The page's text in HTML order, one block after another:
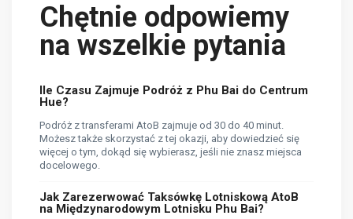
Chętnie odpowiemy
na wszelkie pytania
Ile Czasu Zajmuje Podróż z Phu Bai do Centrum
Hue?
Podróż z transferami AtoB zajmuje od 30 do 40 minut.
Możesz także skorzystać z tej okazji, aby dowiedzieć się
więcej o tym, dokąd się wybierasz, jeśli nie znasz miejsca
docelowego.
Jak Zarezerwować Taksówkę Lotniskową AtoB
na Międzynarodowym Lotnisku Phu Bai?